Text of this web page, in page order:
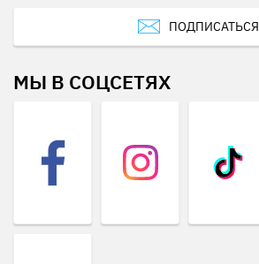
ПОДПИСАТЬСЯ
МЫ В СОЦСЕТЯХ